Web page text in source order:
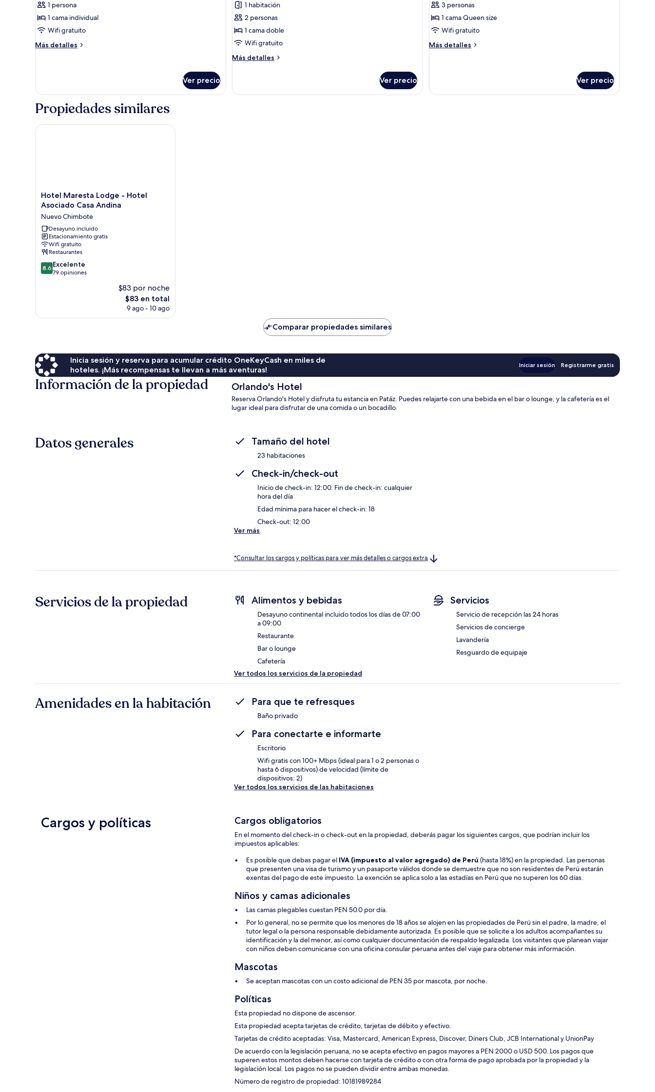
fotos
de
Habitación
individual
económica
1 persona
1 cama individual
Wifi gratuito
Más detalles
Más
económica
Ver precio
fotos
de
Habitación
individual
1 habitación
2 personas
1 cama doble
Wifi gratuito
Más detalles
Más
individual
Ver precio
fotos
de
Habitación
doble
romántica
3 personas
1 cama Queen size
Wifi gratuito
Más detalles
Más
romántica
Ver precio
Propiedades similares
Hotel
Maresta
-
Hotel
Asociado
Casa
Andina
Nuevo
Chimbote
Hotel Maresta Lodge - Hotel
Asociado Casa Andina
Nuevo Chimbote
Desayuno incluido
Estacionamiento gratis
Wifi gratuito
Restaurantes
8.6
de
8.6 Excelente
79 opiniones
$83 por noche
El
precio
$83 en total
9 ago - 10 ago
Hotel Maresta Lodge - Hotel Asociado Casa Andina
Comparar propiedades similares
Inicia sesión y reserva para acumular crédito OneKeyCash en miles de
hoteles. ¡Más recompensas te llevan a más aventuras!
Iniciar sesión Registrarme gratis
Información de la propiedad Orlando's Hotel
Reserva Orlando's Hotel y disfruta tu estancia en Patáz. Puedes relajarte con una bebida en el bar o lounge, y la cafetería es el
lugar ideal para disfrutar de una comida o un bocadillo.
Datos generales Tamaño del hotel
23 habitaciones
Check-in/check-out
Inicio de check-in: 12:00. Fin de check-in: cualquier
hora del día
Edad mínima para hacer el check-in: 18
Check-out: 12:00
Ver más
*Consultar los cargos y políticas para ver más detalles o cargos extra
Servicios de la propiedad Alimentos y bebidas
Desayuno continental incluido todos los días de 07:00
a 09:00
Restaurante
Bar o lounge
Cafetería
Servicios
Servicio de recepción las 24 horas
Servicios de concierge
Lavandería
Resguardo de equipaje
Ver todos los servicios de la propiedad
Amenidades en la habitación Para que te refresques
Baño privado
Para conectarte e informarte
Escritorio
Wifi gratis con 100+ Mbps (ideal para 1 o 2 personas o
hasta 6 dispositivos) de velocidad (límite de
dispositivos: 2)
Ver todos los servicios de las habitaciones
Cargos y políticas Cargos obligatorios
En el momento del check-in o check-out en la propiedad, deberás pagar los siguientes cargos, que podrían incluir los
impuestos aplicables:
Es posible que debas pagar el IVA (impuesto al valor agregado) de Perú (hasta 18%) en la propiedad. Las personas
que presenten una visa de turismo y un pasaporte válidos donde se demuestre que no son residentes de Perú estarán
exentas del pago de este impuesto. La exención se aplica solo a las estadías en Perú que no superen los 60 días.
Niños y camas adicionales
Las camas plegables cuestan PEN 50.0 por día.
Por lo general, no se permite que los menores de 18 años se alojen en las propiedades de Perú sin el padre, la madre, el
tutor legal o la persona responsable debidamente autorizada. Es posible que se solicite a los adultos acompañantes su
identificación y la del menor, así como cualquier documentación de respaldo legalizada. Los visitantes que planean viajar
con niños deben comunicarse con una oficina consular peruana antes del viaje para obtener más información.
Mascotas
Se aceptan mascotas con un costo adicional de PEN 35 por mascota, por noche.
Políticas
Esta propiedad no dispone de ascensor.
Esta propiedad acepta tarjetas de crédito, tarjetas de débito y efectivo.
Tarjetas de crédito aceptadas: Visa, Mastercard, American Express, Discover, Diners Club, JCB International y UnionPay
De acuerdo con la legislación peruana, no se acepta efectivo en pagos mayores a PEN 2000 o USD 500. Los pagos que
superen estos montos deben hacerse con tarjeta de crédito o con otra forma de pago aprobada por la propiedad y la
legislación local. Los pagos no se pueden dividir entre ambas monedas.
Número de registro de propiedad: 10181989284